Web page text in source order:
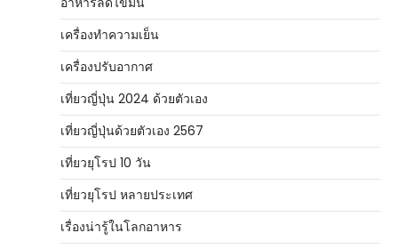
เครื่องทำความเย็น
เครื่องปรับอากาศ
เที่ยวญี่ปุ่น 2024 ด้วยตัวเอง
เที่ยวญี่ปุ่นด้วยตัวเอง 2567
เที่ยวยุโรป 10 วัน
เที่ยวยุโรป หลายประเทศ
เรื่องน่ารู้ในโลกอาหาร